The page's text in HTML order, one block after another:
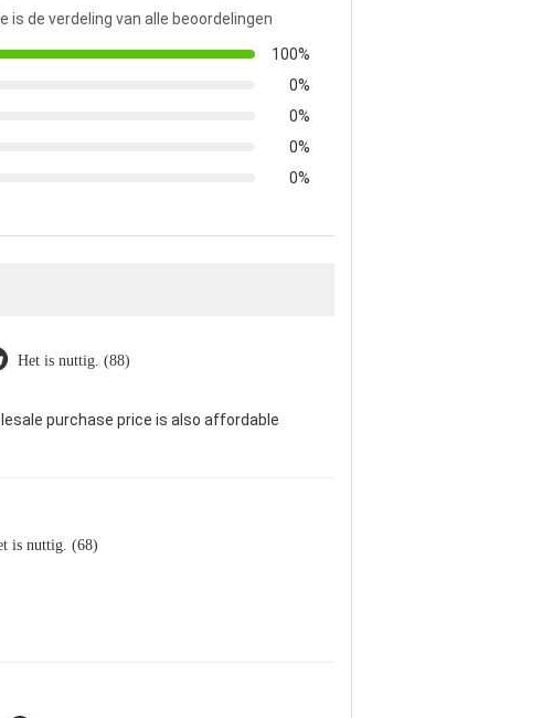
is de verdeling van alle beoordelingen
100%
0%
0%
0%
0%
Het is nuttig. (88)
purchase price is also affordable
is nuttig. (68)